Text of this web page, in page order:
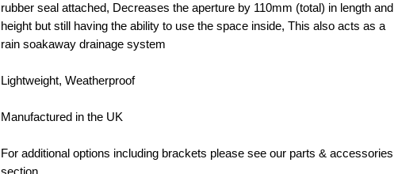
rubber seal attached, Decreases the aperture by 110mm (total) in length and
height but still having the ability to use the space inside, This also acts as a
rain soakaway drainage system
Lightweight, Weatherproof
Manufactured in the UK
For additional options including brackets please see our parts & accessories